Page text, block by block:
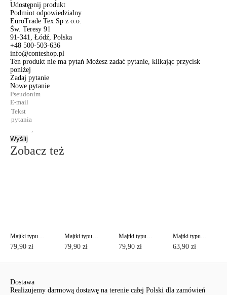
Udostępnij produkt
Podmiot odpowiedzialny
EuroTrade Tex Sp z o.o.
Św. Teresy 91
91-341, Łódź, Polska
+48 500-503-636
info@conteshop.pl
Ten produkt nie ma pytań Możesz zadać pytanie, klikając przycisk
poniżej
Zadaj pytanie
Nowe pytanie
Wyślij
Zobacz też
Majtki typu "figi" ze średnim stanem AUTOGRAPH RP3129
79,90 zł
Majtki typu "figi" ze średnim stanem AUTOGRAPH RP3129
79,90 zł
Majtki typu "figi" ze średnim stanem AUTOGRAPH RP3129
79,90 zł
Majtki typu "tanga" ze średnim stanem AUTOGRAPH RP6130
63,90 zł
Dostawa
Realizujemy darmową dostawę na terenie całej Polski dla zamówień